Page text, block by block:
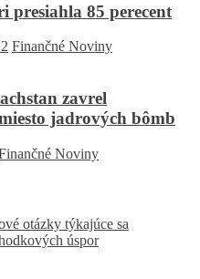
85 perecent
Finančné Noviny
zavrel
jadrových bômb
Noviny